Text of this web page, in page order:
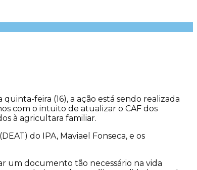
feira (16), a ação está sendo realizada
com o intuito de atualizar o CAF dos
à agricultara familiar.
do IPA, Maviael Fonseca, e os
um documento tão necessário na vida